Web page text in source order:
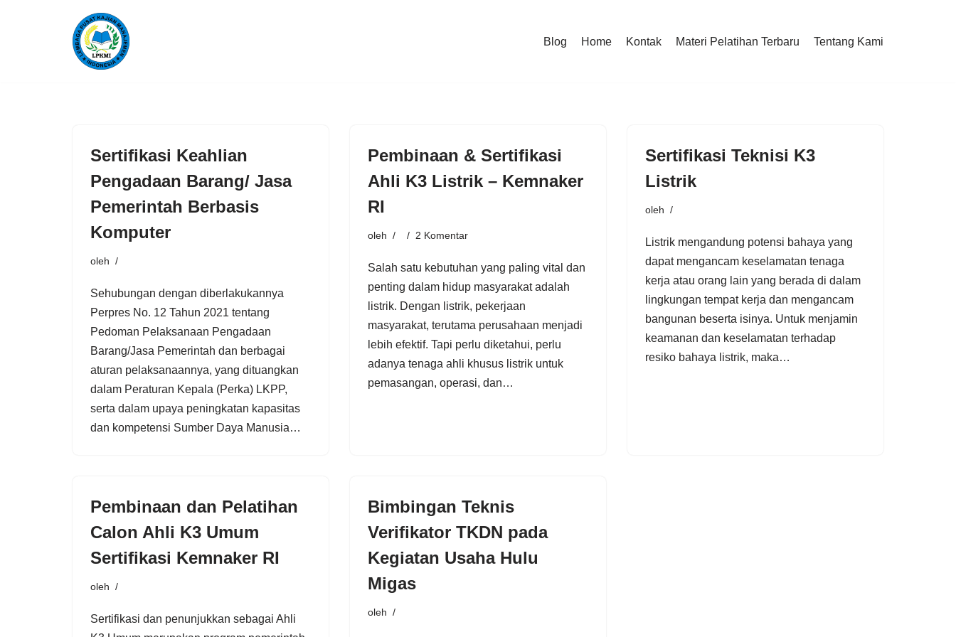
Blog Home Kontak Materi Pelatihan Terbaru Tentang Kami
Sertifikasi Keahlian
Pengadaan Barang/ Jasa
Pemerintah Berbasis
Komputer
oleh
Sehubungan dengan diberlakukannya
Perpres No. 12 Tahun 2021 tentang
Pedoman Pelaksanaan Pengadaan
Barang/Jasa Pemerintah dan berbagai
aturan pelaksanaannya, yang dituangkan
dalam Peraturan Kepala (Perka) LKPP,
serta dalam upaya peningkatan kapasitas
dan kompetensi Sumber Daya Manusia…
Pembinaan & Sertifikasi
Ahli K3 Listrik – Kemnaker
RI
oleh 2 Komentar
Salah satu kebutuhan yang paling vital dan
penting dalam hidup masyarakat adalah
listrik. Dengan listrik, pekerjaan
masyarakat, terutama perusahaan menjadi
lebih efektif. Tapi perlu diketahui, perlu
adanya tenaga ahli khusus listrik untuk
pemasangan, operasi, dan…
Sertifikasi Teknisi K3
Listrik
oleh
Listrik mengandung potensi bahaya yang
dapat mengancam keselamatan tenaga
kerja atau orang lain yang berada di dalam
lingkungan tempat kerja dan mengancam
bangunan beserta isinya. Untuk menjamin
keamanan dan keselamatan terhadap
resiko bahaya listrik, maka…
Pembinaan dan Pelatihan
Calon Ahli K3 Umum
Sertifikasi Kemnaker RI
oleh
Sertifikasi dan penunjukkan sebagai Ahli
Bimbingan Teknis
Verifikator TKDN pada
Kegiatan Usaha Hulu
Migas
oleh